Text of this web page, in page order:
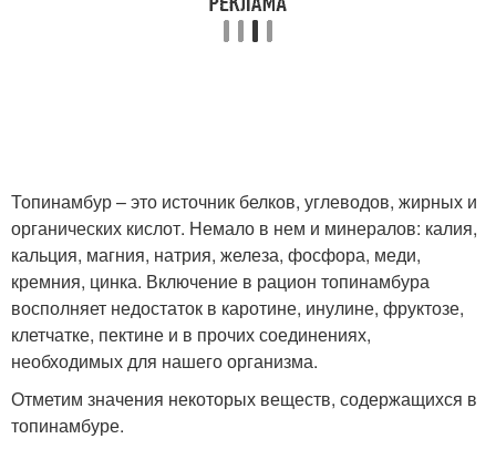
Топинамбур – это источник белков, углеводов, жирных и
органических кислот. Немало в нем и минералов: калия,
кальция, магния, натрия, железа, фосфора, меди,
кремния, цинка. Включение в рацион топинамбура
восполняет недостаток в каротине, инулине, фруктозе,
клетчатке, пектине и в прочих соединениях,
необходимых для нашего организма.
Отметим значения некоторых веществ, содержащихся в
топинамбуре.